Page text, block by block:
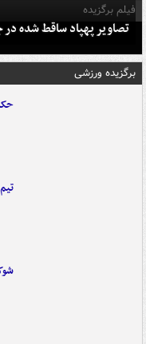
فیلم برگزیده
تصاویر پهپاد ساقط شده
برگزیده ورزشی